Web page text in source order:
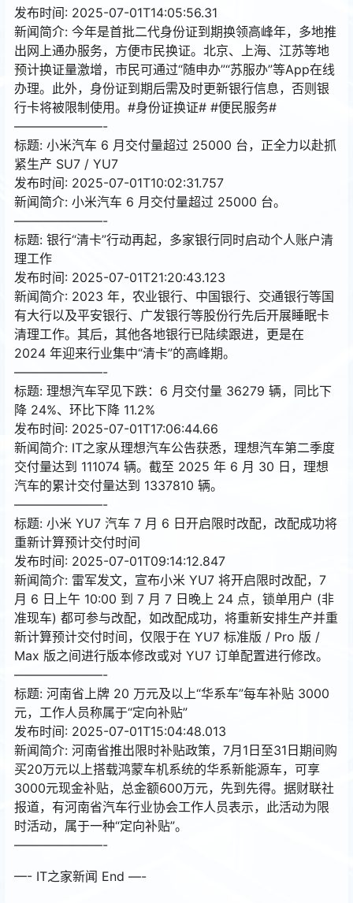
发布时间: 2025-07-01T14:05:56.31
新闻简介: 今年是首批二代身份证到期换领高峰年，多地推
出网上通办服务，方便市民换证。北京、上海、江苏等地
预计换证量激增，市民可通过“随申办”“苏服办”等App在线
办理。此外，身份证到期后需及时更新银行信息，否则银
行卡将被限制使用。#身份证换证# #便民服务#
———————-
标题: 小米汽车 6 月交付量超过 25000 台，正全力以赴抓
紧生产 SU7 / YU7
发布时间: 2025-07-01T10:02:31.757
新闻简介: 小米汽车 6 月交付量超过 25000 台。
———————-
标题: 银行“清卡”行动再起，多家银行同时启动个人账户清
理工作
发布时间: 2025-07-01T21:20:43.123
新闻简介: 2023 年，农业银行、中国银行、交通银行等国
有大行以及平安银行、广发银行等股份行先后开展睡眠卡
清理工作。其后，其他各地银行已陆续跟进，更是在
2024 年迎来行业集中“清卡”的高峰期。
———————-
标题: 理想汽车罕见下跌：6 月交付量 36279 辆，同比下
降 24%、环比下降 11.2%
发布时间: 2025-07-01T17:06:44.66
新闻简介: IT之家从理想汽车公告获悉，理想汽车第二季度
交付量达到 111074 辆。截至 2025 年 6 月 30 日，理想
汽车的累计交付量达到 1337810 辆。
———————-
标题: 小米 YU7 汽车 7 月 6 日开启限时改配，改配成功将
重新计算预计交付时间
发布时间: 2025-07-01T09:14:12.847
新闻简介: 雷军发文，宣布小米 YU7 将开启限时改配，7
月 6 日上午 10:00 到 7 月 7 日晚上 24 点，锁单用户 (非
准现车) 都可参与改配，如改配成功，将重新安排生产并重
新计算预计交付时间，仅限于在 YU7 标准版 / Pro 版 /
Max 版之间进行版本修改或对 YU7 订单配置进行修改。
———————-
标题: 河南省上牌 20 万元及以上“华系车”每车补贴 3000
元，工作人员称属于“定向补贴”
发布时间: 2025-07-01T15:04:48.013
新闻简介: 河南省推出限时补贴政策，7月1日至31日期间购
买20万元以上搭载鸿蒙车机系统的华系新能源车，可享
3000元现金补贴，总金额600万元，先到先得。据财联社
报道，有河南省汽车行业协会工作人员表示，此活动为限
时活动，属于一种“定向补贴”。
———————-
—- IT之家新闻 End —-